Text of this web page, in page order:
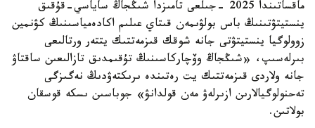
ماقساتىندا 2025 -جىلعى تامىزدا شىڭجاڭ ساياسي-قۇقىق
ينستيتۋتىنىڭ باس بولۋىمەن قىتاي عىلىم اكادەمياسىنىڭ كۋنمين
زوولوگيا ينستيتۋتى جانە شوقك قىزمەتتىك يتتەر ورتالىعى
بىرلەسىپ، «شىڭجاڭ وۆچاركاسىنىڭ تۇقىمدىق تازالىعىن ساقتاۋ
جانە ولاردى قىزمەتتىك يت رەتىندە ىرىكتەۋدىڭ نەگىزگى
تەحنولوگيالارىن ازىرلەۋ مەن قولدانۋ» جوباسىن ىسكە قوسقان
بولاتىن.